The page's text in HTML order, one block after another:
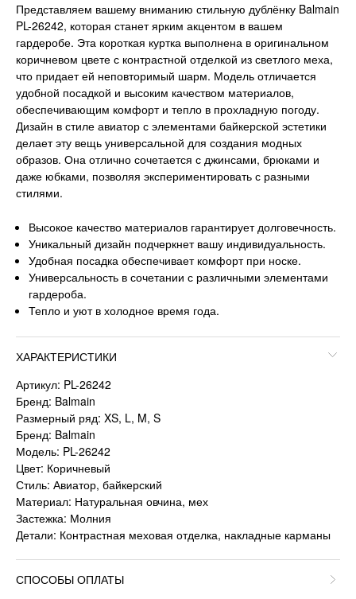
Представляем вашему вниманию стильную дублёнку Balmain
PL-26242, которая станет ярким акцентом в вашем
гардеробе. Эта короткая куртка выполнена в оригинальном
коричневом цвете с контрастной отделкой из светлого меха,
что придает ей неповторимый шарм. Модель отличается
удобной посадкой и высоким качеством материалов,
обеспечивающим комфорт и тепло в прохладную погоду.
Дизайн в стиле авиатор с элементами байкерской эстетики
делает эту вещь универсальной для создания модных
образов. Она отлично сочетается с джинсами, брюками и
даже юбками, позволяя экспериментировать с разными
стилями.
Высокое качество материалов гарантирует долговечность.
Уникальный дизайн подчеркнет вашу индивидуальность.
Удобная посадка обеспечивает комфорт при носке.
Универсальность в сочетании с различными элементами
гардероба.
Тепло и уют в холодное время года.
ХАРАКТЕРИСТИКИ
Артикул: PL-26242
Бренд: Balmain
Размерный ряд: XS, L, M, S
Бренд: Balmain
Модель: PL-26242
Цвет: Коричневый
Стиль: Авиатор, байкерский
Материал: Натуральная овчина, мех
Застежка: Молния
Детали: Контрастная меховая отделка, накладные карманы
СПОСОБЫ ОПЛАТЫ